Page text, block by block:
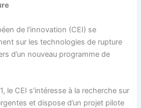
de l’innovation (CEI) se
sur les technologies de rupture
d’un nouveau programme de
le CEI s’intéresse à la recherche sur
et dispose d’un projet pilote